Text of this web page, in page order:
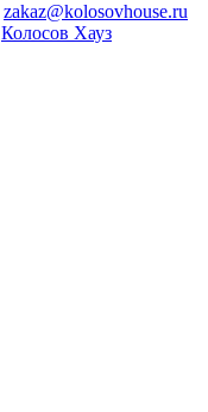
zakaz@kolosovhouse.ru
Колосов Хауз